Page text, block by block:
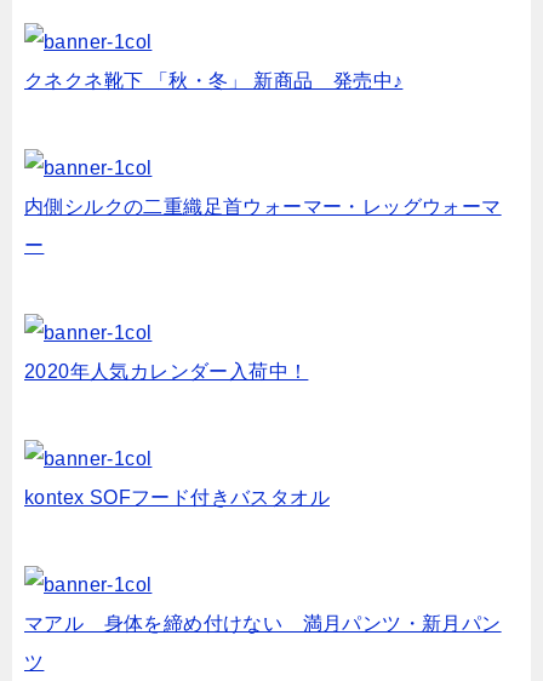
クネクネ靴下 「秋・冬」 新商品 発売中♪
内側シルクの二重織足首ウォーマー・レッグウォーマ
ー
2020年人気カレンダー入荷中！
kontex SOFフード付きバスタオル
マアル 身体を締め付けない 満月パンツ・新月パン
ツ